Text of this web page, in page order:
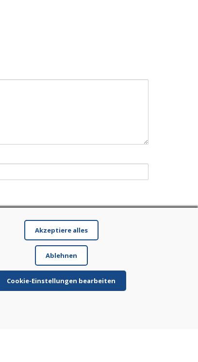
Akzeptiere alles
Ablehnen
Cookie-Einstellungen bearbeiten